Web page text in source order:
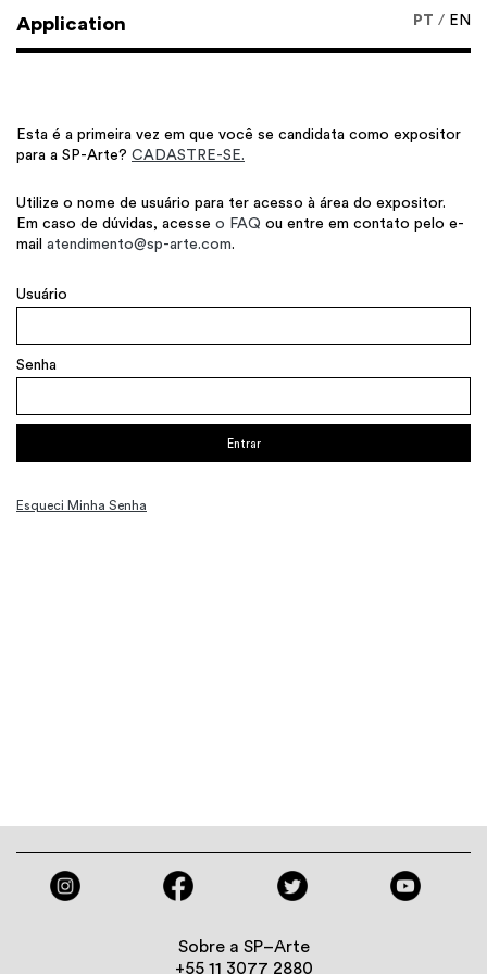
Application PT / EN
Esta é a primeira vez em que você se candidata como expositor
para a SP-Arte? CADASTRE-SE.
Utilize o nome de usuário para ter acesso à área do expositor.
Em caso de dúvidas, acesse o FAQ ou entre em contato pelo e-
mail atendimento@sp-arte.com​.
Usuário
Senha
Entrar
Esqueci Minha Senha
Sobre a SP–Arte
+55 11 3077 2880